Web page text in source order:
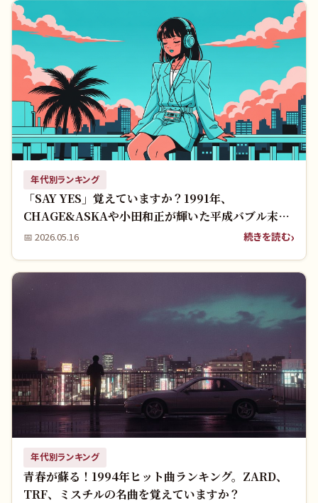
年代別ランキング
「SAY YES」覚えていますか？1991年、
CHAGE&ASKAや小田和正が輝いた平成バブル末期
の伝説の名曲ランキング！
📅 2026.05.16 続きを読む
年代別ランキング
青春が蘇る！1994年ヒット曲ランキング。ZARD、
TRF、ミスチルの名曲を覚えていますか？